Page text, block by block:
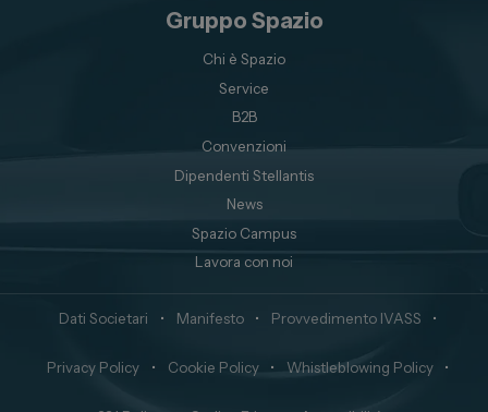
Gruppo Spazio
Chi è Spazio
Service
B2B
Convenzioni
Dipendenti Stellantis
News
Spazio Campus
Lavora con noi
Dati Societari • Manifesto • Provvedimento IVASS •
Privacy Policy • Cookie Policy • Whistleblowing Policy •